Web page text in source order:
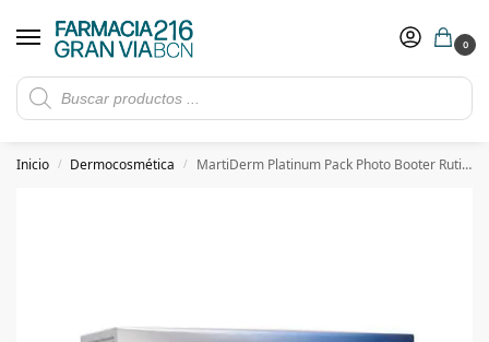
0
Rebajas de verano hasta -30%
​ 5€ de descuento con el cupón 5GRANVIA (compras superiores a 150€)
Inicio / Dermocosmética / MartiDerm Platinum Pack Photo Booter Rutina Día y Noche 30 ampollas